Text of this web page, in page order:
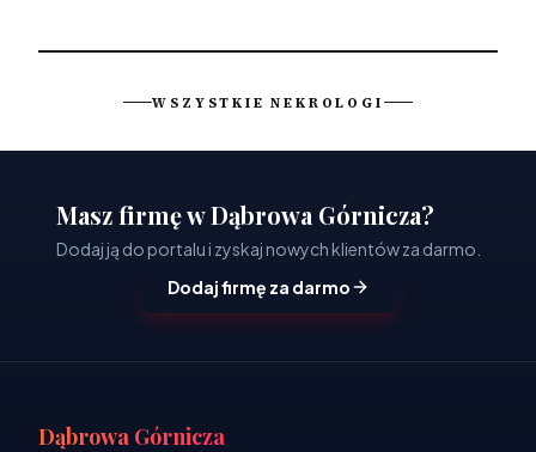
WSZYSTKIE NEKROLOGI
Masz firmę w Dąbrowa Górnicza?
Dodaj ją do portalu i zyskaj nowych klientów za darmo.
Dodaj firmę za darmo
Dąbrowa Górnicza